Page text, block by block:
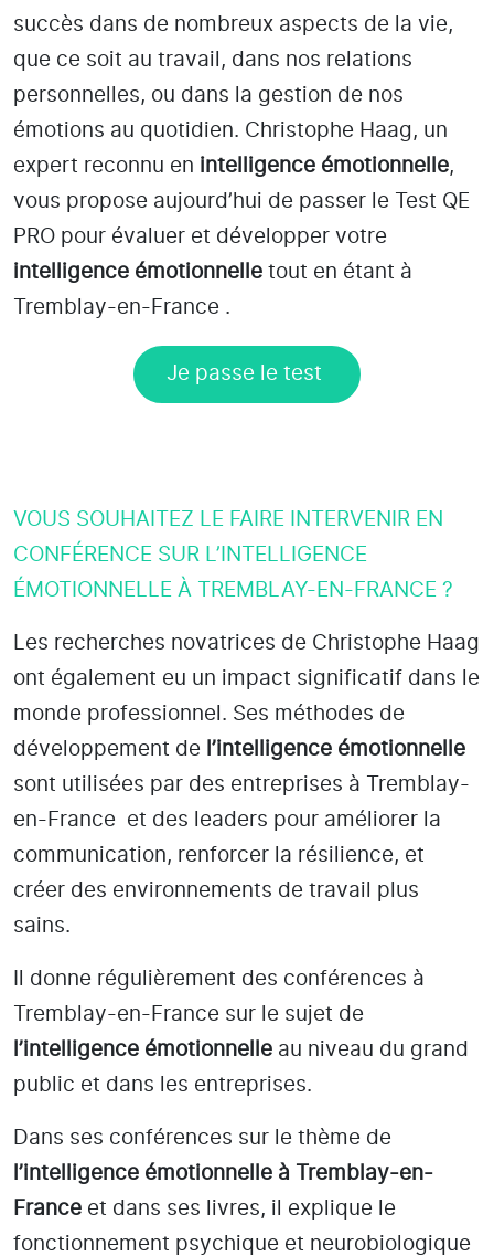
succès dans de nombreux aspects de la vie,
que ce soit au travail, dans nos relations
personnelles, ou dans la gestion de nos
émotions au quotidien. Christophe Haag, un
expert reconnu en intelligence émotionnelle,
vous propose aujourd’hui de passer le Test QE
PRO pour évaluer et développer votre
intelligence émotionnelle tout en étant à
Tremblay-en-France .
Je passe le test
VOUS SOUHAITEZ LE FAIRE INTERVENIR EN
CONFÉRENCE SUR L’INTELLIGENCE
ÉMOTIONNELLE À TREMBLAY-EN-FRANCE ?
Les recherches novatrices de Christophe Haag
ont également eu un impact significatif dans le
monde professionnel. Ses méthodes de
développement de l’intelligence émotionnelle
sont utilisées par des entreprises à Tremblay-
en-France
et des leaders pour améliorer la
communication, renforcer la résilience, et
créer des environnements de travail plus
sains.
Il donne régulièrement des conférences à
Tremblay-en-France sur le sujet de
l’intelligence émotionnelle au niveau du grand
public et dans les entreprises.
Dans ses conférences sur le thème de
l’intelligence émotionnelle à Tremblay-en-
France et dans ses livres, il explique le
fonctionnement psychique et neurobiologique